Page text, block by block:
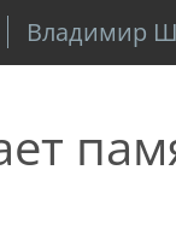
Владимир